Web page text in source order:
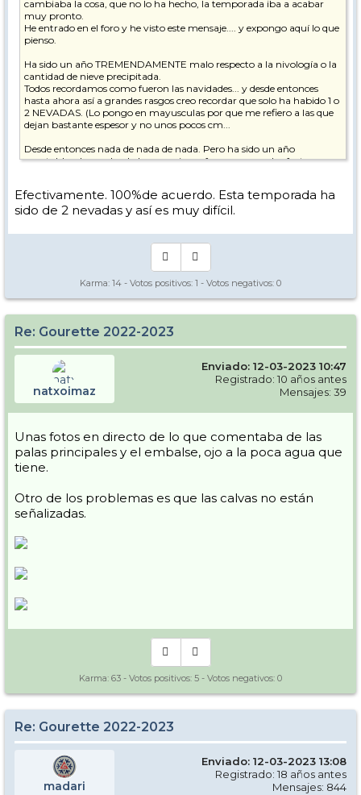
cambiaba la cosa, que no lo ha hecho, la temporada iba a acabar
muy pronto.
He entrado en el foro y he visto este mensaje.... y expongo aquí lo que
pienso.
Ha sido un año TREMENDAMENTE malo respecto a la nivología o la
cantidad de nieve precipitada.
Todos recordamos como fueron las navidades... y desde entonces
hasta ahora así a grandes rasgos creo recordar que solo ha habido 1 o
2 NEVADAS. (Lo pongo en mayusculas por que me refiero a las que
dejan bastante espesor y no unos pocos cm...
Desde entonces nada de nada de nada. Pero ha sido un año
aceptable y han salvado las vacaciones francesas por dos factores
muchos días ha hecho mucho frio y por lo cual la nieve caída se
mantenía.
Pero para los "expertos" de la estación la falta de nieve se notaba en el
paisaje. Que si, que estaba todo blanco y las pistas en perfecto estado
y podía llevar a engaño, pero pensé.... ufff cuando venga marzo y
Por suerte hasta antes de ayer ha seguido haciendo frio.... Pero
temprano....
que de cara al verano muchos rios y/o lagos se nutren de esas nieves
que este año no ha habido (aunque bueno eso se puede cambiar con
la lluvia.... ) Antes había una web que no consigo encontrar, donde
venia la cantidad de nieve "guardada" en la montaña. Seria
interesante compararla...
(Y no solo Gourette ojo)
Edito: A modo de ejemplo, en infonieve viene la comparativa de los
partes de nieve de los últimos años, y aunque no es a eso a lo que me
nieve pilla, si no la que mas) en la comparativa, que permite ver los
últimos 14 años, este es el peor.... Y el resto por ahí andan....
Efectivamente. 100%de acuerdo. Esta temporada ha
sido de 2 nevadas y así es muy difícil.
Karma: 14 - Votos positivos: 1 - Votos negativos: 0
Re: Gourette 2022-2023
natxoimaz
Enviado: 12-03-2023 10:47
Registrado: 10 años antes
Mensajes: 39
Unas fotos en directo de lo que comentaba de las
palas principales y el embalse, ojo a la poca agua que
tiene.
Otro de los problemas es que las calvas no están
señalizadas.
Karma: 63 - Votos positivos: 5 - Votos negativos: 0
Re: Gourette 2022-2023
madari
Enviado: 12-03-2023 13:08
Registrado: 18 años antes
Mensajes: 844